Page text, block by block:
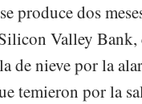
produce dos
Valley Bank,
de nieve por la
temieron por la